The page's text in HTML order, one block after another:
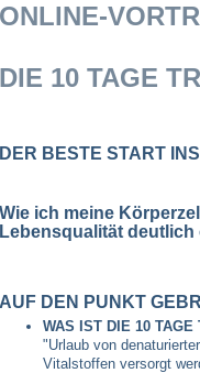
ONLINE-
DIE 10 TAGE
DER BESTE START
Wie ich meine
Lebensqualität
AUF DEN PUNKT
WAS IST DIE 10 TAGE
"Urlaub von
Vitalstoffen versorgt